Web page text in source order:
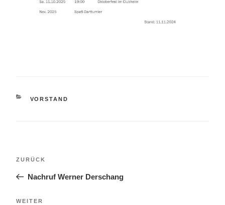
KATEGORIEN
VORSTAND
Vorheriger
ZURÜCK
Nachruf Werner Derschang
Nächster
WEITER